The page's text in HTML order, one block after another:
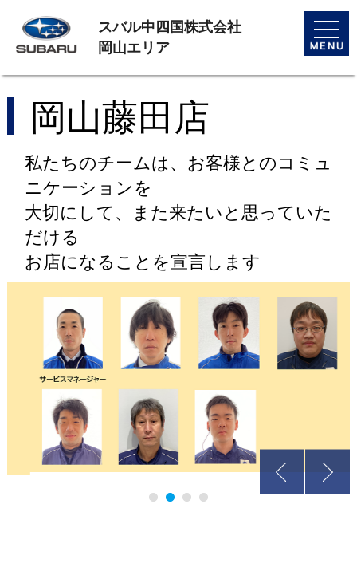
toggle
スバル中四国株式会社
岡山エリア
岡山藤田店
私たちのチームは、お客様とのコミュ
ニケーションを
大切にして、また来たいと思っていた
だける
お店になることを宣言します